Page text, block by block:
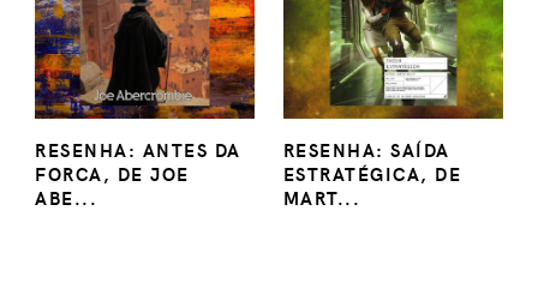
RESENHA: ANTES DA
FORCA, DE JOE
ABE...
RESENHA: SAÍDA
ESTRATÉGICA, DE
MART...